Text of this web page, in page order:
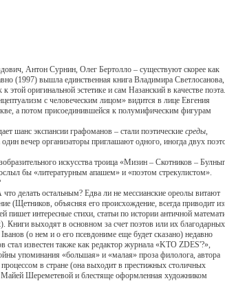
Антон Сурнин, Олег Бертолло – существуют скорее как
(1997) вышла единственная книга Владимира
оригинальной эстетике и сам Назанский в качестве
с человеческим лицом» видится в лице Евгения
а потом присоединившейся к полумифическим фигурам
шанс экспансии графоманов – стали поэтические среды,
вечер организаторы приглашают одного, иногда двух
искусства троица «Мизин – Скотников –
бы «литературным апашем» и «поэтом стрекулистом».
делать остальным? Едва ли не мессианские ореолы витают
(Щетников, объясняя его происхождение, всегда приводит
пишет интересные стихи, статьи по истории античной
Книги выходят в основном за счет поэтов или их благодарных
(о нем и о его псевдониме еще будет сказано) недавно
известен также как редактор журнала «KTO ZDES'?»,
упоминания «большая» и «малая» проза филолога, автора
в стране (она выходит в престижных столичных
Майей Шереметевой и блестяще оформленная художником